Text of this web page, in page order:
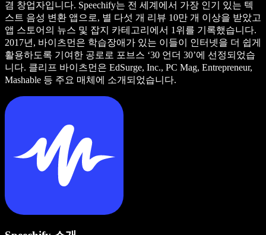
겸 창업자입니다. Speechify는 전 세계에서 가장 인기 있는 텍
스트 음성 변환 앱으로, 별 다섯 개 리뷰 10만 개 이상을 받았고
앱 스토어의 뉴스 및 잡지 카테고리에서 1위를 기록했습니다.
2017년, 바이츠먼은 학습장애가 있는 이들이 인터넷을 더 쉽게
활용하도록 기여한 공로로 포브스 ‘30 언더 30’에 선정되었습
니다. 클리프 바이츠먼은 EdSurge, Inc., PC Mag, Entrepreneur,
Mashable 등 주요 매체에 소개되었습니다.